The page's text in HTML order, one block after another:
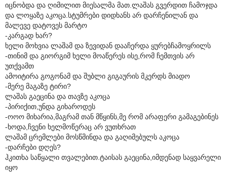
იცნობდა და ღიმილით მიესალმა მათ.ლაშას გვერდით ჩამოჯდა
და ლოყაზე აკოცა.სტუმრები დიდხანს არ დარჩენილან და
მალევე დატოვეს მარტო
-კარგად ხარ?
ხელი მოხვია ლაშამ და ზევიდან დააჩერდა ყურებჩამოყრილს
-თინიმ და გიორგიმ ხელი მოაწერეს ისე,რომ ჩემთვის არ
უთქვამთ
ამოიტირა გოგონამ და შუბლი გიგაურის მკერდს მიადო
-მერე მაგაზე ტირი?
ლაშას გაეცინა და თავზე აკოცა
-პირიქით,უნდა გიხაროდეს
-ოოო მიხარია,მაგრამ თან მწყინს,მე რომ არაფერი გამაგებინეს
-ხოდა,ჩვენი ხელმოწერაც არ ვუთხრათ
ლაშამ ცრემლები მოსწმინდა და გაღიმებულს აკოცა
-დარჩები დღეს?
ჰკითხა საწყალი თვალებით.ტაისას გაეცინა,იმდენად საყვარელი
იყო